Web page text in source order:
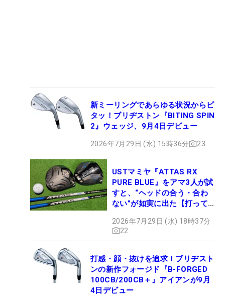
新ミーリングであらゆる状況からピ
タッ！ブリヂストン『BITING SPIN
2』ウェッジ、9月4日デビュー
2026年7月29日 (水) 15時36分 23
USTマミヤ『ATTAS RX
PURE BLUE』をアマ3人が試
すと、“ヘッドの合う・合わ
ない”が如実に出た【打って
2026年7月29日 (水) 18時37分
22
打感・顔・抜けを追求！ブリヂスト
ンの新作フォージド『B-FORGED
100CB/200CB＋』アイアンが9月
4日デビュー